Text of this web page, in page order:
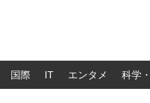
国際 IT エンタメ 科学